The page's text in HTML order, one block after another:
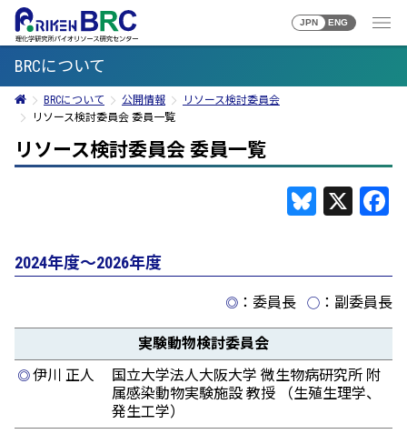
JPN ENG
BRCについて
BRCについて 公開情報
リソース検討委員会
リソース検討委員会 委員一覧
リソース検討委員会 委員一覧
Bluesky
X
2024年度～2026年度
◎ ：委員長 ◯ ：副委員長
実験動物検討委員会
◎ 伊川 正人
国立大学法人大阪大学 微生物病研究所 附
属感染動物実験施設 教授 （生殖生理学、
発生工学）